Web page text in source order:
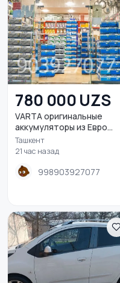
Другое
780 000 UZS
VARTA oригинальные
аккумуляторы из Евро...
Ташкент
21 час назад
998903927077